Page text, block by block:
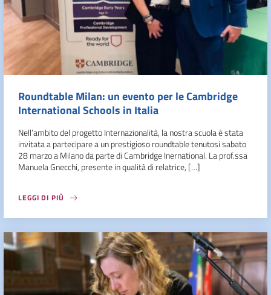
Roundtable Milan: un evento per le Cambridge
International Schools in Italia
Nell’ambito del progetto Internazionalità, la nostra scuola è stata
invitata a partecipare a un prestigioso roundtable tenutosi sabato
28 marzo a Milano da parte di Cambridge Inernational. La prof.ssa
Manuela Gnecchi, presente in qualità di relatrice, […]
LEGGI DI PIÙ